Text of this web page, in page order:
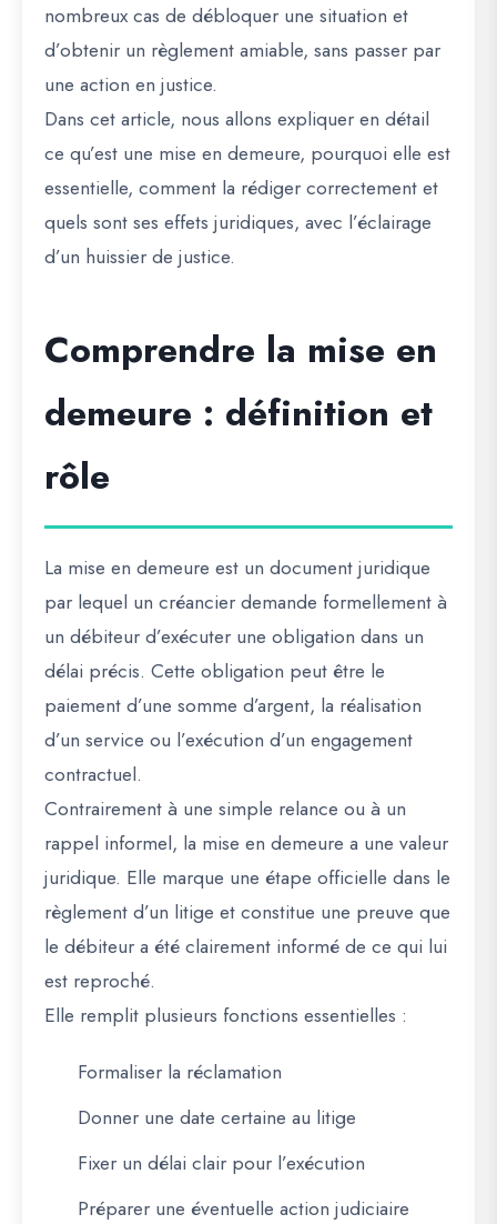
nombreux cas de débloquer une situation et
d’obtenir un règlement amiable, sans passer par
une action en justice.
Dans cet article, nous allons expliquer en détail
ce qu’est une mise en demeure, pourquoi elle est
essentielle, comment la rédiger correctement et
quels sont ses effets juridiques, avec l’éclairage
d’un huissier de justice.
Comprendre la mise en
demeure : définition et
rôle
La mise en demeure est un document juridique
par lequel un créancier demande formellement à
un débiteur d’exécuter une obligation dans un
délai précis. Cette obligation peut être le
paiement d’une somme d’argent, la réalisation
d’un service ou l’exécution d’un engagement
contractuel.
Contrairement à une simple relance ou à un
rappel informel, la mise en demeure a une valeur
juridique. Elle marque une étape officielle dans le
règlement d’un litige et constitue une preuve que
le débiteur a été clairement informé de ce qui lui
est reproché.
Elle remplit plusieurs fonctions essentielles :
Formaliser la réclamation
Donner une date certaine au litige
Fixer un délai clair pour l’exécution
Préparer une éventuelle action judiciaire